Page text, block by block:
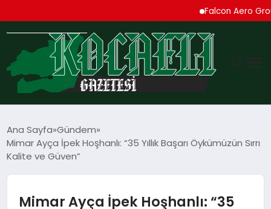
Falcon Aero Group,
TEKNOLOJI
Ana Sayfa Gündem
Mimar Ayça İpek Hoşhanlı: “35 Yıllık Başarı Öykümüzün Sırrı
Kalite ve Güven”
Mimar Ayça İpek Hoşhanlı: “35